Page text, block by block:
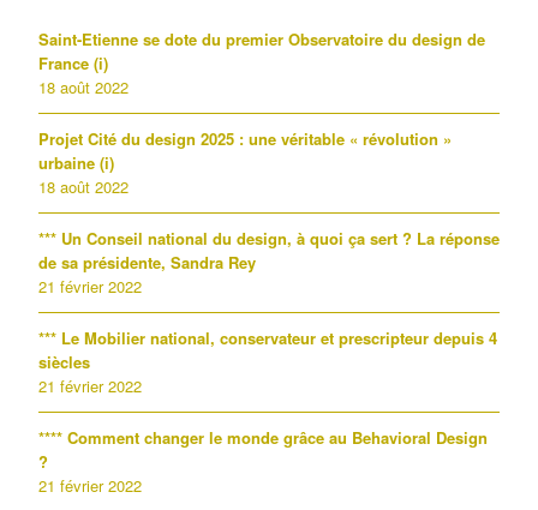
Saint-Etienne se dote du premier Observatoire du design de
France (i)
18 août 2022
Projet Cité du design 2025 : une véritable « révolution »
urbaine (i)
18 août 2022
*** Un Conseil national du design, à quoi ça sert ? La réponse
de sa présidente, Sandra Rey
21 février 2022
*** Le Mobilier national, conservateur et prescripteur depuis 4
siècles
21 février 2022
**** Comment changer le monde grâce au Behavioral Design
?
21 février 2022